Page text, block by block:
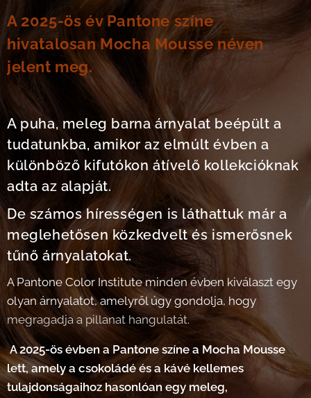
A 2025-ös év Pantone színe
hivatalosan Mocha Mousse néven
jelent meg.
A puha, meleg barna árnyalat beépült a
tudatunkba, amikor az elmúlt évben a
különböző kifutókon átívelő kollekcióknak
adta az alapját.
De számos hírességen is láthattuk már a
meglehetősen közkedvelt és ismerősnek
tűnő árnyalatokat.
A Pantone Color Institute minden évben kiválaszt egy
olyan árnyalatot, amelyről úgy gondolja, hogy
megragadja a pillanat hangulatát.
A 2025-ös évben a Pantone színe a Mocha Mousse
lett, amely a csokoládé és a kávé kellemes
tulajdonságaihoz hasonlóan egy meleg,